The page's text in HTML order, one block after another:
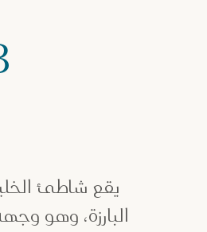
يقع شاطئ
البارزة، وهو